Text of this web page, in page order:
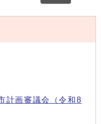
計画審議会（令和8